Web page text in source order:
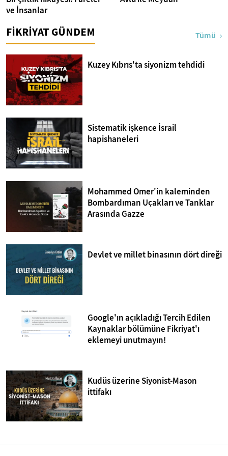
ve İnsanlar
FİKRİYAT GÜNDEM Tümü
Kuzey Kıbrıs'ta siyonizm tehdidi
Sistematik işkence İsrail
hapishaneleri
Mohammed Omer'in kaleminden
Bombardıman Uçakları ve Tanklar
Arasında Gazze
Devlet ve millet binasının dört direği
Google'ın açıkladığı Tercih Edilen
Kaynaklar bölümüne Fikriyat'ı
eklemeyi unutmayın!
Kudüs üzerine Siyonist-Mason
ittifakı